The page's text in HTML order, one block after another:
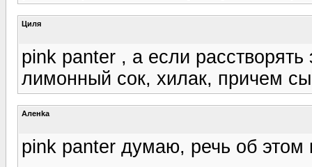
Циля
pink panter , а если
лимонный сок, хилак, причем
Аленka
pink panter думаю, речь об этом